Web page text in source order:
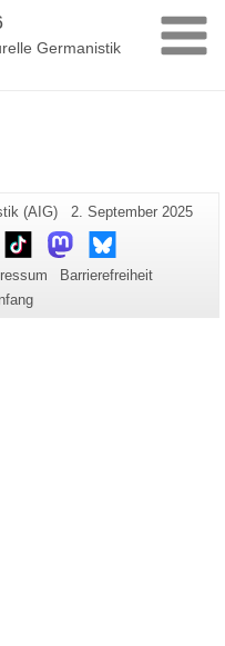
Germanistik
(AIG)
Letzte
Aktualisierung:
2. September 2025
TikTokMastodonBluesky
Barrierefreiheit